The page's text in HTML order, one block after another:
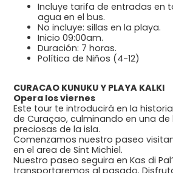
Incluye tarifa de entradas en
agua en el bus.
No incluye: sillas en la playa.
Inicio 09:00am.
Duración: 7 horas.
Política de Niños (4-12)
CURACAO KUNUKU Y PLAYA KALKI
Opera los viernes
Este tour te introducirá en la
de Curaçao, culminando en una
preciosas de la isla.
Comenzamos nuestro paseo
en el area de Sint Michiel.
Nuestro paseo seguira en Kas di